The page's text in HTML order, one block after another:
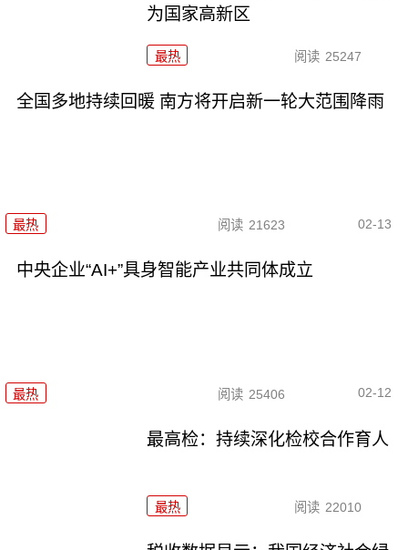
为国家高新区
最热 阅读 25247
全国多地持续回暖 南方将开启新一轮大范围降雨
最热 阅读 21623 02-13
中央企业“AI+”具身智能产业共同体成立
最热 阅读 25406 02-12
最高检：持续深化检校合作育人
最热 阅读 22010